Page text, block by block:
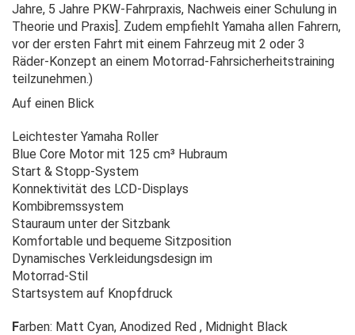
Jahre, 5 Jahre PKW-Fahrpraxis, Nachweis einer Schulung in
Theorie und Praxis]. Zudem empfiehlt Yamaha allen Fahrern,
vor der ersten Fahrt mit einem Fahrzeug mit 2 oder 3
Räder-Konzept an einem Motorrad-Fahrsicherheitstraining
teilzunehmen.)
Auf einen Blick
Leichtester Yamaha Roller
Blue Core Motor mit 125 cm³ Hubraum
Start & Stopp-System
Konnektivität des LCD-Displays
Kombibremssystem
Stauraum unter der Sitzbank
Komfortable und bequeme Sitzposition
Dynamisches Verkleidungsdesign im
Motorrad-Stil
Startsystem auf Knopfdruck
Farben: Matt Cyan, Anodized Red , Midnight Black